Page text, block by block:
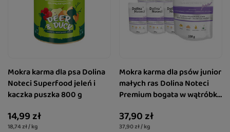
Mokra karma dla psa Dolina
Noteci Superfood jeleń i
kaczka puszka 800 g
14,99 zł
18,74 zł / kg
Mokra karma dla psów junior
małych ras Dolina Noteci
Premium bogata w wątróbkę
zestaw 10 x 100 g
37,90 zł
37,90 zł / kg